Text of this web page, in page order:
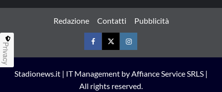
Redazione Contatti Pubblicità
FacebookTwitterInstagram
Stadionews.it | IT Management by Affiance Service SRLS |
All rights reserved.
Privacy